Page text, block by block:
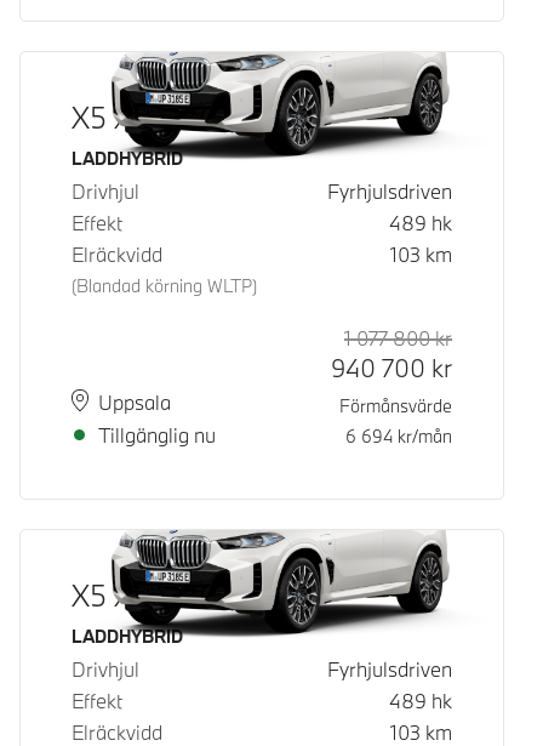
X5 xDrive50e
Bränsle
LADDHYBRID
Drivhjul
Fyrhjulsdriven
Effekt
489 hk
Elräckvidd
(Blandad körning WLTP)
103 km
PlatsUppsala
Leveranstid
Tillgänglig nu
Rek. ord
1 077 800kr
940 700 kr
Förmånsvärde
6 694 kr/mån
X5 xDrive50e
Bränsle
LADDHYBRID
Drivhjul
Fyrhjulsdriven
Effekt
489 hk
Elräckvidd
103 km